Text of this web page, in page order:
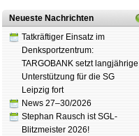
Neueste Nachrichten
Tatkräftiger Einsatz im
Denksportzentrum:
TARGOBANK setzt langjährige
Unterstützung für die SG
Leipzig fort
News 27–30/2026
Stephan Rausch ist SGL-
Blitzmeister 2026!